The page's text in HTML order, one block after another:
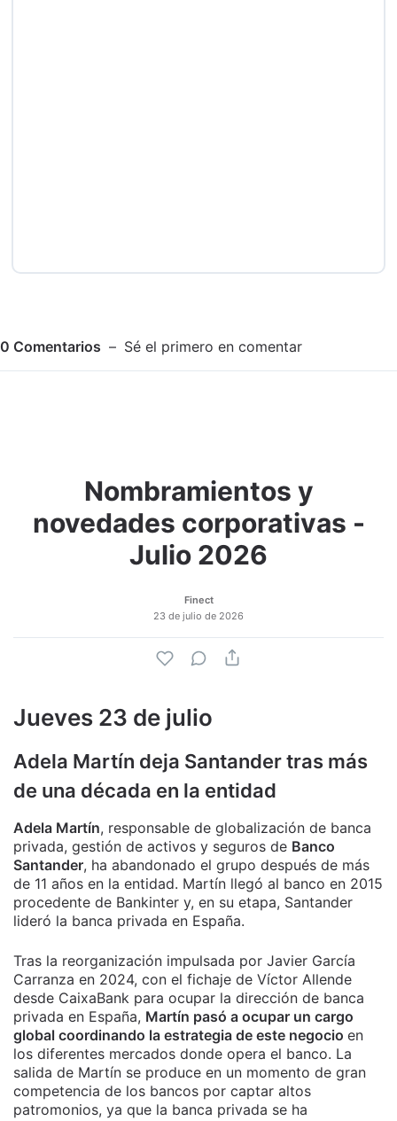
0 Comentarios Sé el primero en comentar
Adjuntar imagen
Nombramientos y
novedades corporativas -
Julio 2026
Finect
23 de julio de 2026
Jueves 23 de julio
Adela Martín deja Santander tras más
de una década en la entidad
Adela Martín, responsable de globalización de banca
privada, gestión de activos y seguros de Banco
Santander, ha abandonado el grupo después de más
de 11 años en la entidad. Martín llegó al banco en 2015
procedente de Bankinter y, en su etapa, Santander
lideró la banca privada en España.
Tras la reorganización impulsada por Javier García
Carranza en 2024, con el fichaje de Víctor Allende
desde CaixaBank para ocupar la dirección de banca
privada en España, Martín pasó a ocupar un cargo
global coordinando la estrategia de este negocio en
los diferentes mercados donde opera el banco. La
salida de Martín se produce en un momento de gran
competencia de los bancos por captar altos
patromonios, ya que la banca privada se ha